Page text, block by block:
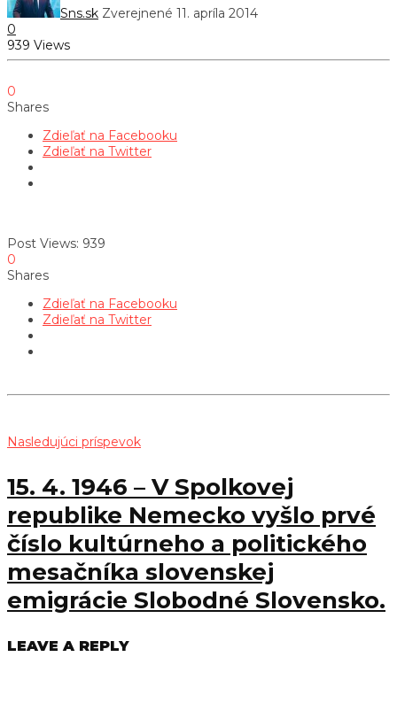
Sns.sk Zverejnené 11. apríla 2014
0
939 Views
0
Shares
Zdieľať na Facebooku
Zdieľať na Twitter
Post Views: 939
0
Shares
Zdieľať na Facebooku
Zdieľať na Twitter
Nasledujúci príspevok
15. 4. 1946 – V Spolkovej
republike Nemecko vyšlo prvé
číslo kultúrneho a politického
mesačníka slovenskej
emigrácie Slobodné Slovensko.
LEAVE A REPLY